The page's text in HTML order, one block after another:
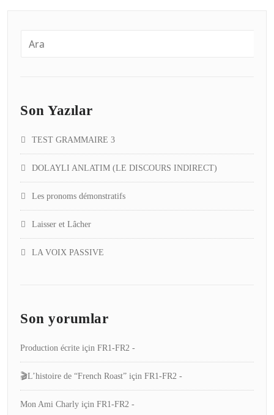
Son Yazılar
TEST GRAMMAIRE 3
DOLAYLI ANLATIM (LE DISCOURS INDIRECT)
Les pronoms démonstratifs
Laisser et Lâcher
LA VOIX PASSIVE
Son yorumlar
Production écrite için FR1-FR2 -
🎬L’histoire de “French Roast” için FR1-FR2 -
Mon Ami Charly için FR1-FR2 -